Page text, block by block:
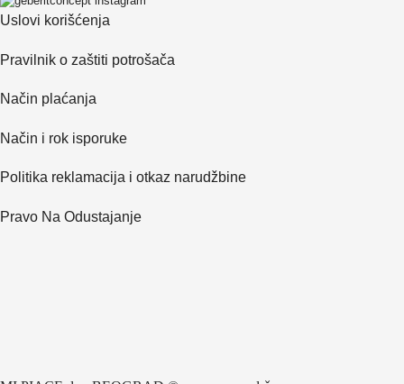
Uslovi korišćenja
Pravilnik o zaštiti potrošača
Način plaćanja
Način i rok isporuke
Politika reklamacija i otkaz narudžbine
Pravo Na Odustajanje